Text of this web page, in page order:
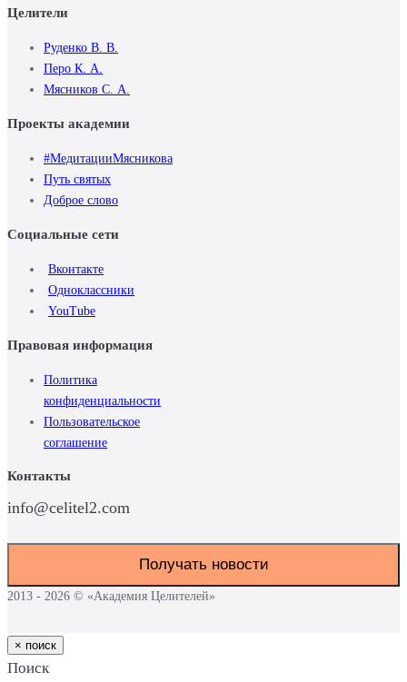
Целители
Руденко В. В.
Перо К. А.
Мясников С. А.
Проекты академии
#МедитацииМясникова
Путь святых
Доброе слово
Социальные сети
Вконтакте
Одноклассники
YouTube
Правовая информация
Политика
конфиденциальности
Пользовательское
cоглашение
Контакты
info@celitel2.com
Получать новости
2013 - 2026 © «Академия Целителей»
× поиск
Поиск